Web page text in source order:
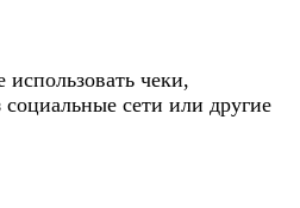
чеки,
социальные сети или другие